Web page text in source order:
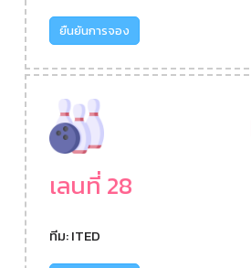
ยืนยันการจอง
เลนที่ 28
ทีม: ITED